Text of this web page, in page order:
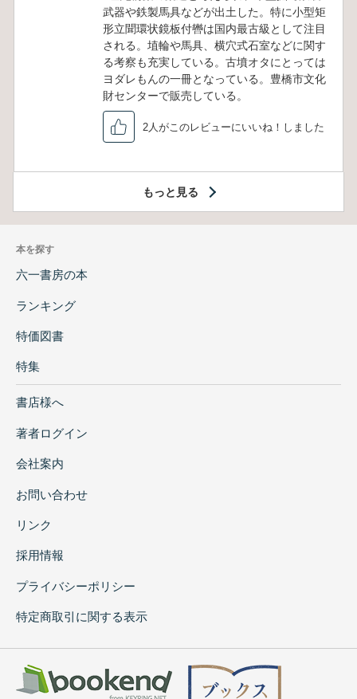
武器や鉄製馬具などが出土した。特に小型矩
形立聞環状鏡板付轡は国内最古級として注目
される。埴輪や馬具、横穴式石室などに関す
る考察も充実している。古墳オタにとっては
ヨダレもんの一冊となっている。豊橋市文化
財センターで販売している。
2人がこのレビューにいいね！しました
もっと見る
本を探す
六一書房の本
ランキング
特価図書
特集
書店様へ
著者ログイン
会社案内
お問い合わせ
リンク
採用情報
プライバシーポリシー
特定商取引に関する表示